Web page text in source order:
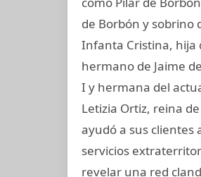
de Borbón y sobrino
Infanta Cristina, hija
hermano de Jaime
I y hermana del
Letizia Ortiz, reina
ayudó a sus clientes
servicios
revelar una red